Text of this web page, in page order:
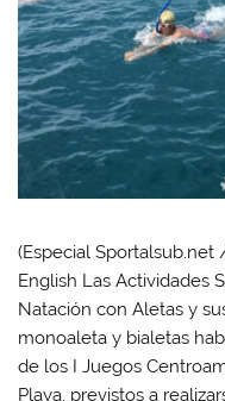
(Especial Sportalsub.net
English Las Actividades
Natación con Aletas y
monoaleta y bialetas
de los I Juegos
Playa, previstos a